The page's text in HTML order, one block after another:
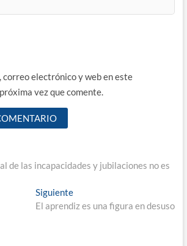
correo electrónico y web en este
vez que comente.
de las incapacidades y jubilaciones no es
SiguienteEntrada
siguiente:
El aprendiz es una figura en desuso